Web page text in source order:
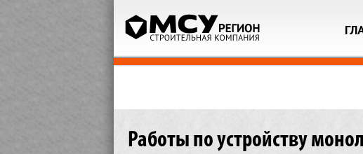
Работы по устройству